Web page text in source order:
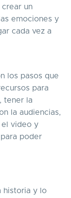
un
emociones y
cada vez a
los pasos que
para
tener la
la audiencias,
el video y
poder
historia y lo